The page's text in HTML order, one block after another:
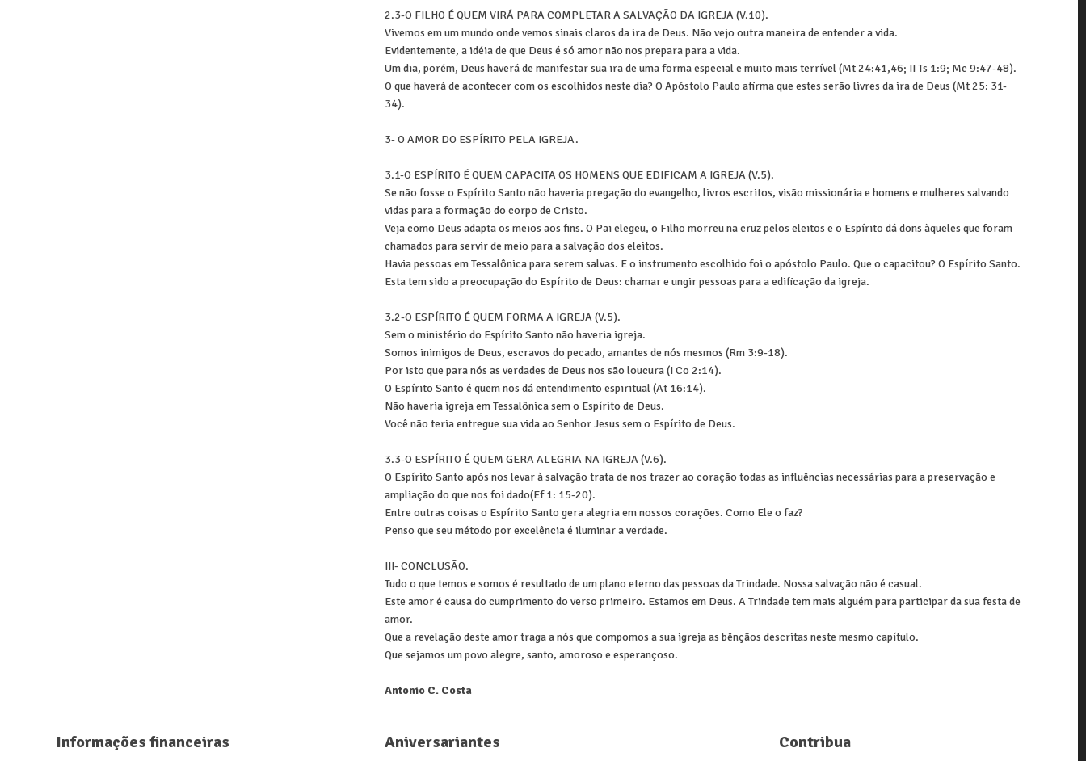
2.3-O FILHO É QUEM VIRÁ PARA COMPLETAR A SALVAÇÃO DA IGREJA (V.10).
Vivemos em um mundo onde vemos sinais claros da ira de Deus. Não vejo outra maneira de entender a vida.
Evidentemente, a idéia de que Deus é só amor não nos prepara para a vida.
Um dia, porém, Deus haverá de manifestar sua ira de uma forma especial e muito mais terrível (Mt 24:41,46; II Ts 1:9; Mc 9:47-48).
O que haverá de acontecer com os escolhidos neste dia? O Apóstolo Paulo afirma que estes serão livres da ira de Deus (Mt 25: 31-
34).
3- O AMOR DO ESPÍRITO PELA IGREJA.
3.1-O ESPÍRITO É QUEM CAPACITA OS HOMENS QUE EDIFICAM A IGREJA (V.5).
Se não fosse o Espírito Santo não haveria pregação do evangelho, livros escritos, visão missionária e homens e mulheres salvando
vidas para a formação do corpo de Cristo.
Veja como Deus adapta os meios aos fins. O Pai elegeu, o Filho morreu na cruz pelos eleitos e o Espírito dá dons àqueles que foram
chamados para servir de meio para a salvação dos eleitos.
Havia pessoas em Tessalônica para serem salvas. E o instrumento escolhido foi o apóstolo Paulo. Que o capacitou? O Espírito Santo.
Esta tem sido a preocupação do Espírito de Deus: chamar e ungir pessoas para a edificação da igreja.
3.2-O ESPÍRITO É QUEM FORMA A IGREJA (V.5).
Sem o ministério do Espírito Santo não haveria igreja.
Somos inimigos de Deus, escravos do pecado, amantes de nós mesmos (Rm 3:9-18).
Por isto que para nós as verdades de Deus nos são loucura (I Co 2:14).
O Espírito Santo é quem nos dá entendimento espiritual (At 16:14).
Não haveria igreja em Tessalônica sem o Espírito de Deus.
Você não teria entregue sua vida ao Senhor Jesus sem o Espírito de Deus.
3.3-O ESPÍRITO É QUEM GERA ALEGRIA NA IGREJA (V.6).
O Espírito Santo após nos levar à salvação trata de nos trazer ao coração todas as influências necessárias para a preservação e
ampliação do que nos foi dado(Ef 1: 15-20).
Entre outras coisas o Espírito Santo gera alegria em nossos corações. Como Ele o faz?
Penso que seu método por excelência é iluminar a verdade.
III- CONCLUSÃO.
Tudo o que temos e somos é resultado de um plano eterno das pessoas da Trindade. Nossa salvação não é casual.
Este amor é causa do cumprimento do verso primeiro. Estamos em Deus. A Trindade tem mais alguém para participar da sua festa de
amor.
Que a revelação deste amor traga a nós que compomos a sua igreja as bênçãos descritas neste mesmo capítulo.
Que sejamos um povo alegre, santo, amoroso e esperançoso.
Antonio C. Costa
Informações financeiras Aniversariantes Contribua